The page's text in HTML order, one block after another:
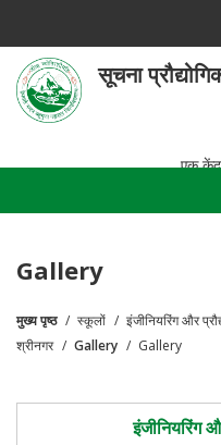
main
content
सूचना
हेमवती नंदन
एक केंद्रीय
Gallery
पग
मुख्य पृष्ठ स्कूलों इंजीनियरिंग और
श्रीनगर
Gallery Gallery
इंजीनियरिंग